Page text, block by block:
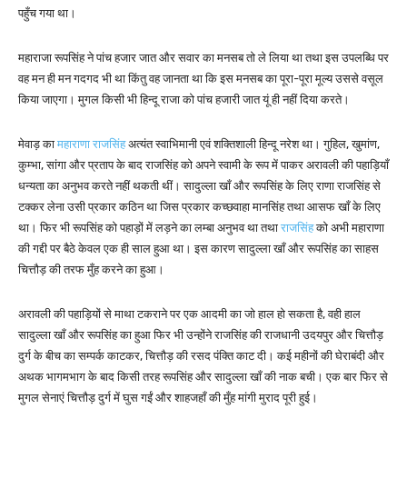
पहुँच गया था।
महाराजा रूपसिंह ने पांच हजार जात और सवार का मनसब तो ले लिया था तथा इस उपलब्धि पर
वह मन ही मन गदगद भी था किंतु वह जानता था कि इस मनसब का पूरा-पूरा मूल्य उससे वसूल
किया जाएगा। मुगल किसी भी हिन्दू राजा को पांच हजारी जात यूं ही नहीं दिया करते।
मेवाड़ का महाराणा राजसिंहअत्यंत स्वाभिमानी एवं शक्तिशाली हिन्दू नरेश था। गुहिल, खुमांण,
कुम्भा, सांगा और प्रताप के बाद राजसिंह को अपने स्वामी के रूप में पाकर अरावली की पहाड़ियाँ
धन्यता का अनुभव करते नहीं थकती थीं। सादुल्ला खाँ और रूपसिंह के लिए राणा राजसिंह से
टक्कर लेना उसी प्रकार कठिन था जिस प्रकार कच्छवाहा मानसिंह तथा आसफ खाँ के लिए
था। फिर भी रूपसिंह को पहाड़ों में लड़ने का लम्बा अनुभव था तथा राजसिंहको अभी महाराणा
की गद्दी पर बैठे केवल एक ही साल हुआ था। इस कारण सादुल्ला खाँ और रूपसिंह का साहस
चित्तौड़ की तरफ मुँह करने का हुआ।
अरावली की पहाड़ियों से माथा टकराने पर एक आदमी का जो हाल हो सकता है, वही हाल
सादुल्ला खाँ और रूपसिंह का हुआ फिर भी उन्होंने राजसिंह की राजधानी उदयपुर और चित्तौड़
दुर्ग के बीच का सम्पर्क काटकर, चित्तौड़ की रसद पंक्ति काट दी। कई महीनों की घेराबंदी और
अथक भागमभाग के बाद किसी तरह रूपसिंह और सादुल्ला खाँ की नाक बची। एक बार फिर से
मुगल सेनाएं चित्तौड़ दुर्ग में घुस गईं और शाहजहाँ की मुँह मांगी मुराद पूरी हुई।